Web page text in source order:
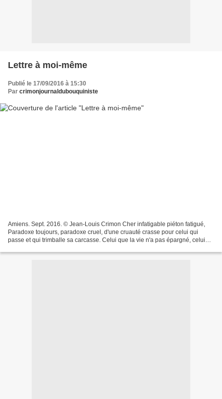
Lettre à moi-même
Publié le 17/09/2016 à 15:30
Par crimonjournaldubouquiniste
Amiens. Sept. 2016. © Jean-Louis Crimon Cher infatigable piéton fatigué,
Paradoxe toujours, paradoxe cruel, d'une cruauté crasse pour celui qui
passe et qui trimballe sa carcasse. Celui que la vie n'a pas épargné, celui